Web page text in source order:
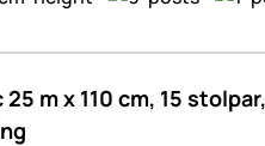
m x 110 cm, 15